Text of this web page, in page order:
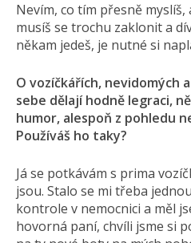
Nevím, co tím přesně myslíš,
musíš se trochu zaklonit a
někam jedeš, je nutné si
O vozíčkářích, nevidomých
sebe dělají hodně legraci,
humor, alespoň z pohledu
Používáš ho taky?
Já se potkávám s prima
jsou. Stalo se mi třeba
kontrole v nemocnici a měl
hovorná paní, chvíli jsme si